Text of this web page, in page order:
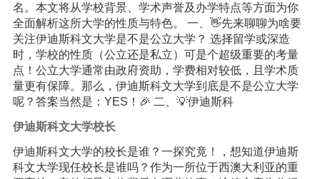
名。本文将从学校背景、学术声誉及办学特点等方面为你
全面解析这所大学的性质与特色。 一、👋先来聊聊为啥要
关注伊迪斯科文大学是不是公立大学？ 选择留学或深造
时，学校的性质（公立还是私立）可是个超级重要的考量
点！公立大学通常由政府资助，学费相对较低，且学术质
量更有保障。那么，伊迪斯科文大学到底是不是公立大学
呢？答案当然是：YES！🎉 二、💡伊迪斯科
伊迪斯科文大学校长
伊迪斯科文大学的校长是谁？一探究竟！，想知道伊迪斯
科文大学现任校长是谁吗？作为一所位于西澳大利亚的重